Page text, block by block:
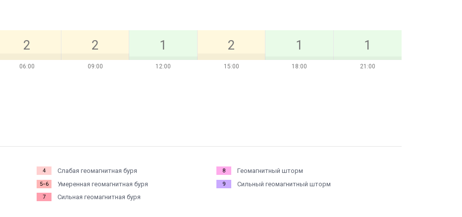
06:00
2
09:00
2
12:00
1
15:00
2
18:00
1
21:00
1
4 Слабая геомагнитная буря
5−6 Умеренная геомагнитная буря
7 Сильная геомагнитная буря
8 Геомагнитный шторм
9 Сильный геомагнитный шторм